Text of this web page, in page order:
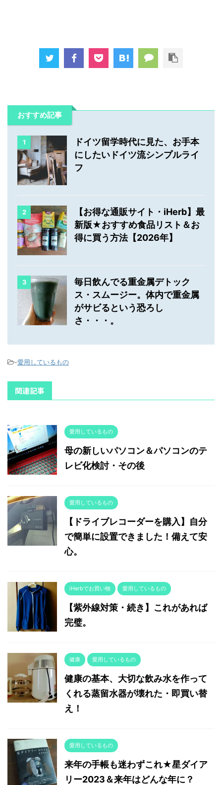
おすすめ記事
1
ドイツ留学時代に見た、お手本
にしたいドイツ流シンプルライ
フ
2
【お得な通販サイト・iHerb】最
新版★おすすめ食品リスト＆お
得に買う方法【2026年】
3
毎日飲んでる重金属デトック
ス・スムージー。体内で重金属
がサビるという恐ろし
さ・・・。
-愛用しているもの
関連記事
愛用しているもの
母の新しいパソコン＆パソコンのテ
レビ化検討・その後
愛用しているもの
【ドライブレコーダーを購入】自分
で簡単に設置できました！備えて安
心。
iHerbでお買い物 愛用しているもの
【紫外線対策・続き】これがあれば
完璧。
健康 愛用しているもの
健康の基本、大切な飲み水を作って
くれる蒸留水器が壊れた・即買い替
え！
愛用しているもの
来年の手帳も迷わずこれ★星ダイア
リー2023＆来年はどんな年に？